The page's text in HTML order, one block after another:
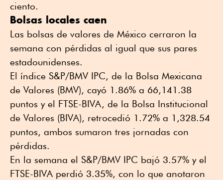
ciento.
Bolsas locales caen
Las bolsas de valores de México cerraron la
semana con pérdidas al igual que sus pares
estadounidenses.
El índice S&P/BMV IPC, de la Bolsa Mexicana
de Valores (BMV), cayó 1.86% a 66,141.38
puntos y el FTSE-BIVA, de la Bolsa Institucional
de Valores (BIVA), retrocedió 1.72% a 1,328.54
puntos, ambos sumaron tres jornadas con
pérdidas.
En la semana el S&P/BMV IPC bajó 3.57% y el
FTSE-BIVA perdió 3.35%, con lo que anotaron